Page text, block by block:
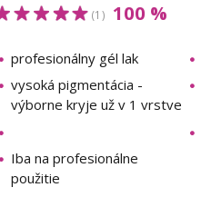
(1) 100 %
profesionálny gél lak
vysoká pigmentácia -
výborne kryje už v 1 vrstve
Iba na profesionálne
použitie